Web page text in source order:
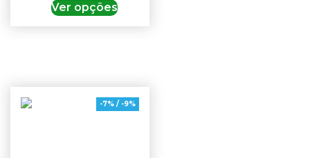
Ver opções
-7% / -9%